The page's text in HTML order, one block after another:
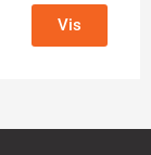
Vis